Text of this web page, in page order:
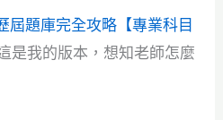
屆題庫完全攻略【專業科目
是我的版本，想知老師怎麼